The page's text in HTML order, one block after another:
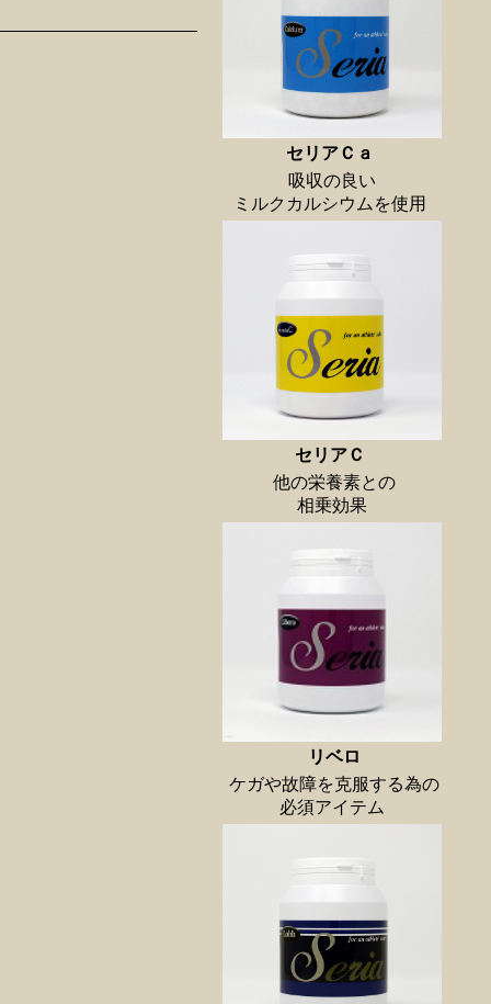
セリアＣａ
吸収の良い
ミルクカルシウムを使用
セリアＣ
他の栄養素との
相乗効果
リベロ
ケガや故障を克服する為の
必須アイテム